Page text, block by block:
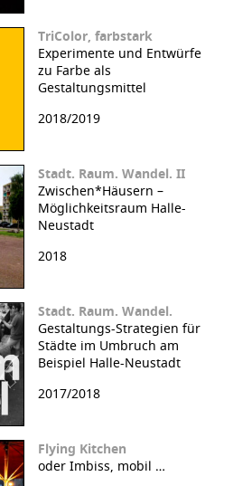
TriColor, farbstark
Experimente und Entwürfe
zu Farbe als
Gestaltungsmittel
2018/2019
Stadt. Raum. Wandel. II
Zwischen*Häusern –
Möglichkeitsraum Halle-
Neustadt
2018
Stadt. Raum. Wandel.
Gestaltungs-Strategien für
Städte im Umbruch am
Beispiel Halle-Neustadt
2017/2018
Flying Kitchen
oder Imbiss, mobil …